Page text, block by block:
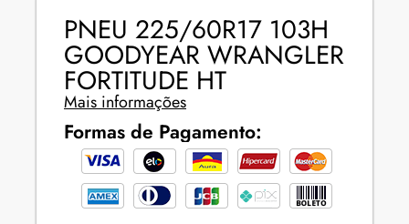
PNEU 225/60R17 103H
GOODYEAR WRANGLER
FORTITUDE HT
Mais informações
Formas de Pagamento: